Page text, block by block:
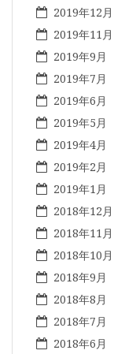
2019年12月
2019年11月
2019年9月
2019年7月
2019年6月
2019年5月
2019年4月
2019年2月
2019年1月
2018年12月
2018年11月
2018年10月
2018年9月
2018年8月
2018年7月
2018年6月